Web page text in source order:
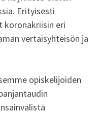
Erityisesti
koronakriisin eri
vertaisyhteisön ja
opiskelijoiden